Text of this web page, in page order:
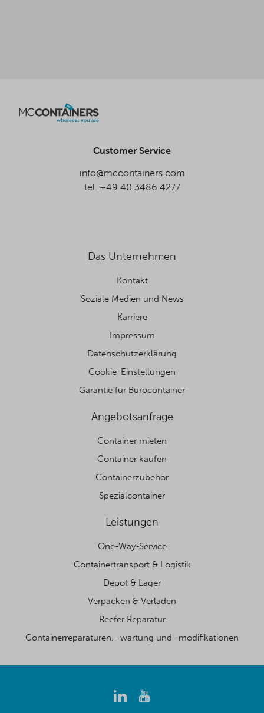
Customer Service
info@mccontainers.com
tel. +49 40 3486 4277
Das Unternehmen
Kontakt
Soziale Medien und News
Karriere
Impressum
Datenschutzerklärung
Cookie-Einstellungen
Garantie für Bürocontainer
Angebotsanfrage
Container mieten
Container kaufen
Containerzubehör
Spezialcontainer
Leistungen
One-Way-Service
Containertransport & Logistik
Depot & Lager
Verpacken & Verladen
Reefer Reparatur
Containerreparaturen, -wartung und -modifikationen